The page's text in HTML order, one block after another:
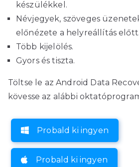
készülékkel.
Névjegyek, szöveges
előnézete a helyreállítás előtt.
Több kijelölés.
Gyors és tiszta.
Töltse le az Android Data
kövesse az alábbi
Probald ki ingyen
Probald ki ingyen